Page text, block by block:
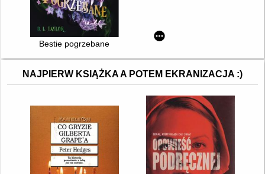
Bestie pogrzebane
NAJPIERW KSIĄŻKA A POTEM EKRANIZACJA :)